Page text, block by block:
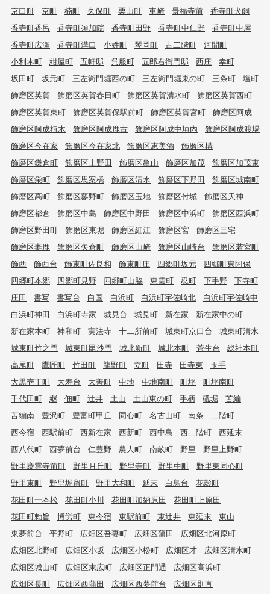
京口町
京町 楠町 久保町 栗山町 車崎 景福寺前
香寺町犬飼
香寺町香呂
香寺町須加院 香寺町田野 香寺町中仁野
香寺町中屋
香寺町広瀬
香寺町溝口 小姓町 琴岡町 古二階町
河間町
小利木町
紺屋町 五軒邸 呉服町 五郎右衛門邸 西庄
幸町
坂田町
坂元町 三左衛門堀西の町 三左衛門堀東の町 三条町
塩町
飾磨区英賀
飾磨区英賀春日町 飾磨区英賀清水町
飾磨区英賀西町
飾磨区英賀東町
飾磨区英賀保駅前町 飾磨区英賀宮町
飾磨区阿成
飾磨区阿成植木
飾磨区阿成鹿古 飾磨区阿成中垣内
飾磨区阿成渡場
飾磨区今在家
飾磨区今在家北 飾磨区恵美酒
飾磨区構
飾磨区鎌倉町
飾磨区上野田 飾磨区亀山 飾磨区加茂
飾磨区加茂東
飾磨区栄町
飾磨区思案橋 飾磨区清水 飾磨区下野田
飾磨区城南町
飾磨区高町
飾磨区蓼野町 飾磨区玉地 飾磨区付城
飾磨区天神
飾磨区都倉
飾磨区中島 飾磨区中野田 飾磨区中浜町
飾磨区西浜町
飾磨区野田町
飾磨区東堀 飾磨区細江 飾磨区宮
飾磨区三宅
飾磨区妻鹿
飾磨区矢倉町 飾磨区山崎 飾磨区山崎台
飾磨区若宮町
飾西
飾西台 飾東町佐良和 飾東町庄 四郷町坂元
四郷町東阿保
四郷町本郷
四郷町見野 四郷町山脇 東雲町 忍町 下手野
下寺町
庄田
書写 書写台 白国 白浜町 白浜町宇佐崎北
白浜町宇佐崎中
白浜町神田
白浜町寺家 城見台 城見町 新在家
新在家中の町
新在家本町
神和町 実法寺 十二所前町 城東町京口台
城東町清水
城東町竹之門
城東町毘沙門 城北新町 城北本町 菅生台
総社本町
高尾町
鷹匠町 竹田町 龍野町 立町 田寺 田寺東
玉手
大黒壱丁町
大寿台 大善町 中地 中地南町 町坪
町坪南町
千代田町
継 佃町 辻井 土山 土山東の町 手柄 砥堀
苫編
苫編南
豊沢町 豊富町甲丘 同心町 名古山町 南条
二階町
西今宿
西駅前町 西新在家 西新町 西中島 西二階町
西延末
西八代町
西夢前台 仁豊野 農人町 南畝町 野里
野里上野町
野里慶雲寺前町
野里月丘町 野里寺町 野里中町
野里東同心町
野里東町
野里堀留町 野里大和町 延末 白鳥台
花影町
花田町一本松
花田町小川 花田町加納原田
花田町上原田
花田町勅旨
博労町 東今宿 東駅前町 東辻井 東延末
東山
東夢前台
平野町 広畑区吾妻町 広畑区蒲田
広畑区北河原町
広畑区北野町
広畑区小坂 広畑区小松町 広畑区才
広畑区清水町
広畑区城山町
広畑区末広町 広畑区正門通
広畑区高浜町
広畑区長町
広畑区西蒲田 広畑区西夢前台
広畑区則直